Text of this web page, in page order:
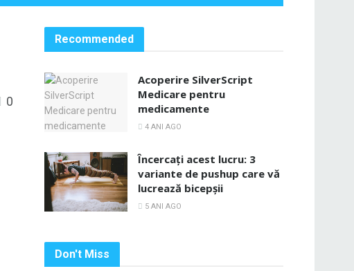
0
Recommended
Acoperire SilverScript
Medicare pentru
medicamente
4 ANI AGO
Încercați acest lucru: 3
variante de pushup care vă
lucrează bicepșii
5 ANI AGO
Don't Miss